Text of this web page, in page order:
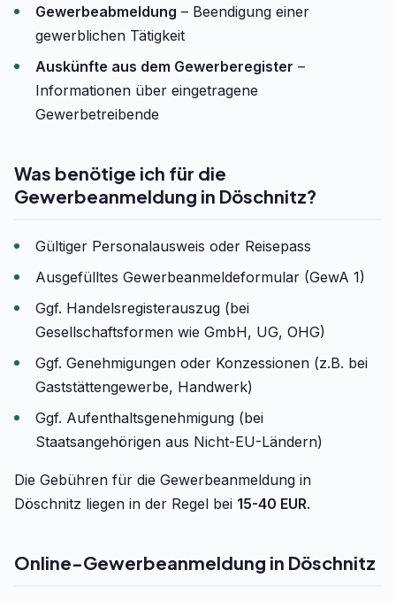
Gewerbeabmeldung – Beendigung einer
gewerblichen Tätigkeit
Auskünfte aus dem Gewerberegister –
Informationen über eingetragene
Gewerbetreibende
Was benötige ich für die
Gewerbeanmeldung in Döschnitz?
Gültiger Personalausweis oder Reisepass
Ausgefülltes Gewerbeanmeldeformular (GewA 1)
Ggf. Handelsregisterauszug (bei
Gesellschaftsformen wie GmbH, UG, OHG)
Ggf. Genehmigungen oder Konzessionen (z.B. bei
Gaststättengewerbe, Handwerk)
Ggf. Aufenthaltsgenehmigung (bei
Staatsangehörigen aus Nicht-EU-Ländern)
Die Gebühren für die Gewerbeanmeldung in
Döschnitz liegen in der Regel bei 15-40 EUR.
Online-Gewerbeanmeldung in Döschnitz